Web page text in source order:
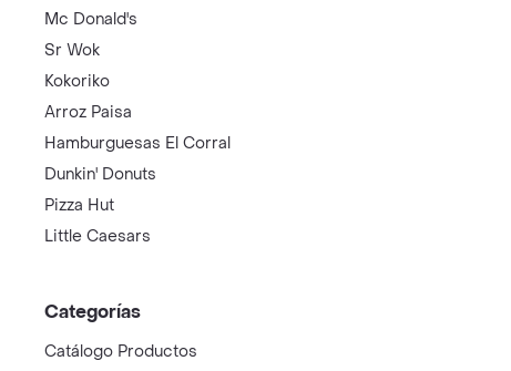
Mc Donald's
Sr Wok
Kokoriko
Arroz Paisa
Hamburguesas El Corral
Dunkin' Donuts
Pizza Hut
Little Caesars
Categorías
Catálogo Productos